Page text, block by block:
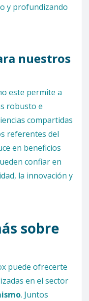
y profundizando
nuestros
este permite a
robusto e
compartidas
referentes del
en beneficios
confiar en
la innovación y
sobre
puede ofrecerte
en el sector
. Juntos